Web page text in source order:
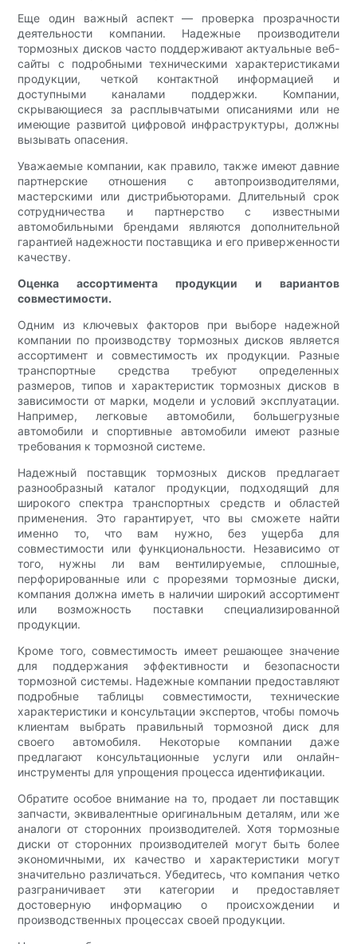
Еще один важный аспект — проверка прозрачности
деятельности компании. Надежные производители
тормозных дисков часто поддерживают актуальные веб-
сайты с подробными техническими характеристиками
продукции, четкой контактной информацией и
доступными каналами поддержки. Компании,
скрывающиеся за расплывчатыми описаниями или не
имеющие развитой цифровой инфраструктуры, должны
вызывать опасения.
Уважаемые компании, как правило, также имеют давние
партнерские отношения с автопроизводителями,
мастерскими или дистрибьюторами. Длительный срок
сотрудничества и партнерство с известными
автомобильными брендами являются дополнительной
гарантией надежности поставщика и его приверженности
качеству.
Оценка ассортимента продукции и вариантов
совместимости.
Одним из ключевых факторов при выборе надежной
компании по производству тормозных дисков является
ассортимент и совместимость их продукции. Разные
транспортные средства требуют определенных
размеров, типов и характеристик тормозных дисков в
зависимости от марки, модели и условий эксплуатации.
Например, легковые автомобили, большегрузные
автомобили и спортивные автомобили имеют разные
требования к тормозной системе.
Надежный поставщик тормозных дисков предлагает
разнообразный каталог продукции, подходящий для
широкого спектра транспортных средств и областей
применения. Это гарантирует, что вы сможете найти
именно то, что вам нужно, без ущерба для
совместимости или функциональности. Независимо от
того, нужны ли вам вентилируемые, сплошные,
перфорированные или с прорезями тормозные диски,
компания должна иметь в наличии широкий ассортимент
или возможность поставки специализированной
продукции.
Кроме того, совместимость имеет решающее значение
для поддержания эффективности и безопасности
тормозной системы. Надежные компании предоставляют
подробные таблицы совместимости, технические
характеристики и консультации экспертов, чтобы помочь
клиентам выбрать правильный тормозной диск для
своего автомобиля. Некоторые компании даже
предлагают консультационные услуги или онлайн-
инструменты для упрощения процесса идентификации.
Обратите особое внимание на то, продает ли поставщик
запчасти, эквивалентные оригинальным деталям, или же
аналоги от сторонних производителей. Хотя тормозные
диски от сторонних производителей могут быть более
экономичными, их качество и характеристики могут
значительно различаться. Убедитесь, что компания четко
разграничивает эти категории и предоставляет
достоверную информацию о происхождении и
производственных процессах своей продукции.